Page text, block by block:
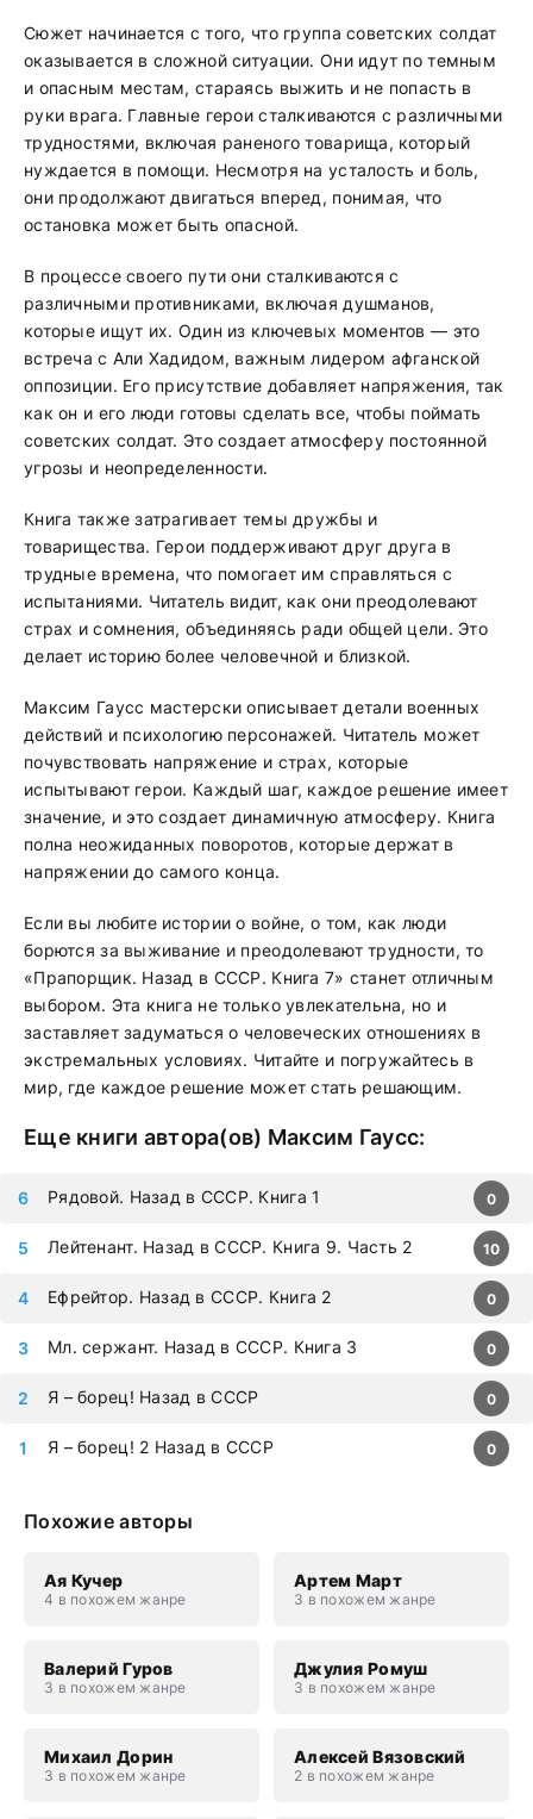
Сюжет начинается с того, что группа советских солдат
оказывается в сложной ситуации. Они идут по темным
и опасным местам, стараясь выжить и не попасть в
руки врага. Главные герои сталкиваются с различными
трудностями, включая раненого товарища, который
нуждается в помощи. Несмотря на усталость и боль,
они продолжают двигаться вперед, понимая, что
остановка может быть опасной.
В процессе своего пути они сталкиваются с
различными противниками, включая душманов,
которые ищут их. Один из ключевых моментов — это
встреча с Али Хадидом, важным лидером афганской
оппозиции. Его присутствие добавляет напряжения, так
как он и его люди готовы сделать все, чтобы поймать
советских солдат. Это создает атмосферу постоянной
угрозы и неопределенности.
Книга также затрагивает темы дружбы и
товарищества. Герои поддерживают друг друга в
трудные времена, что помогает им справляться с
испытаниями. Читатель видит, как они преодолевают
страх и сомнения, объединяясь ради общей цели. Это
делает историю более человечной и близкой.
Максим Гаусс мастерски описывает детали военных
действий и психологию персонажей. Читатель может
почувствовать напряжение и страх, которые
испытывают герои. Каждый шаг, каждое решение имеет
значение, и это создает динамичную атмосферу. Книга
полна неожиданных поворотов, которые держат в
напряжении до самого конца.
Если вы любите истории о войне, о том, как люди
борются за выживание и преодолевают трудности, то
«Прапорщик. Назад в СССР. Книга 7» станет отличным
выбором. Эта книга не только увлекательна, но и
заставляет задуматься о человеческих отношениях в
экстремальных условиях. Читайте и погружайтесь в
мир, где каждое решение может стать решающим.
Еще книги автора(ов) Максим Гаусс:
Я – борец! 2 Назад в СССР 0
Я – борец! Назад в СССР 0
Мл. сержант. Назад в СССР. Книга 3 0
Ефрейтор. Назад в СССР. Книга 2 0
Лейтенант. Назад в СССР. Книга 9. Часть 2 10
Рядовой. Назад в СССР. Книга 1 0
Похожие авторы
Ая Кучер
4 в похожем жанре
Артем Март
3 в похожем жанре
Валерий Гуров
3 в похожем жанре
Джулия Ромуш
3 в похожем жанре
Михаил Дорин
3 в похожем жанре
Алексей Вязовский
2 в похожем жанре